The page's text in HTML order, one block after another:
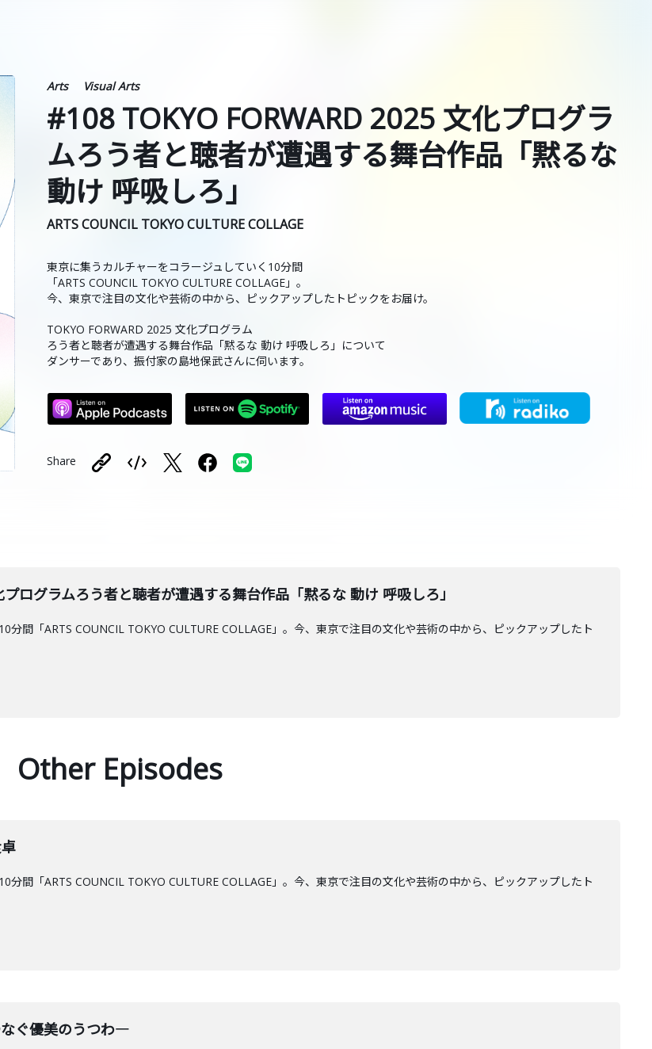
Arts Visual Arts
#108 TOKYO FORWARD 2025 文化プログラ
ムろう者と聴者が遭遇する舞台作品「黙るな
動け 呼吸しろ」
ARTS COUNCIL TOKYO CULTURE COLLAGE
東京に集うカルチャーをコラージュしていく10分間
「ARTS COUNCIL TOKYO CULTURE COLLAGE」。
今、東京で注目の文化や芸術の中から、ピックアップしたトピックをお届け。
TOKYO FORWARD 2025 文化プログラム
ろう者と聴者が遭遇する舞台作品「黙るな 動け 呼吸しろ」について
ダンサーであり、振付家の島地保武さんに伺います。
Share
ログラムろう者と聴者が遭遇する舞台作品「黙るな 動け 呼吸しろ」
分間「ARTS COUNCIL TOKYO CULTURE COLLAGE」。今、東京で注目の文化や芸術の中から、ピックアップしたト
Other Episodes
分間「ARTS COUNCIL TOKYO CULTURE COLLAGE」。今、東京で注目の文化や芸術の中から、ピックアップしたト
ぐ優美のうつわ―